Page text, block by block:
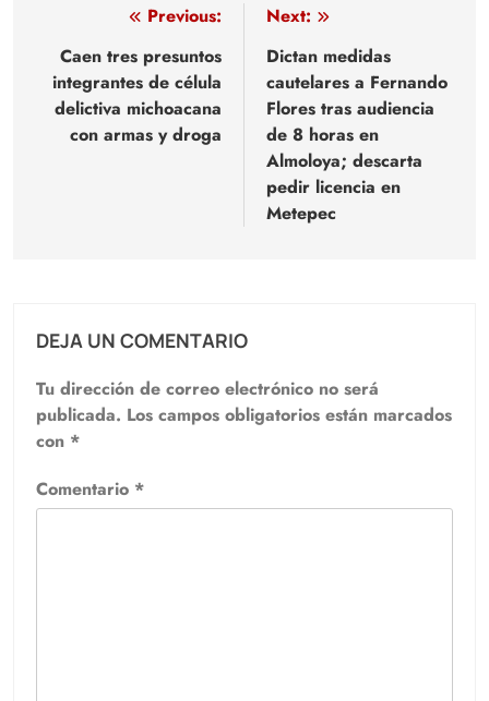
Navegación
de
entradas
Previous:
Caen tres presuntos
integrantes de célula
delictiva michoacana
con armas y droga
Next:
Dictan medidas
cautelares a Fernando
Flores tras audiencia
de 8 horas en
Almoloya; descarta
pedir licencia en
Metepec
DEJA UN COMENTARIO
Tu dirección de correo electrónico no será
publicada. Los campos obligatorios están marcados
con *
Comentario *